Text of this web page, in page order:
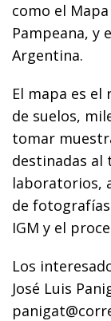
como el
Pampeana, y
Argentina.
El mapa es
de suelos,
tomar
destinadas al
laboratorios,
de
IGM y el
Los
José Luis